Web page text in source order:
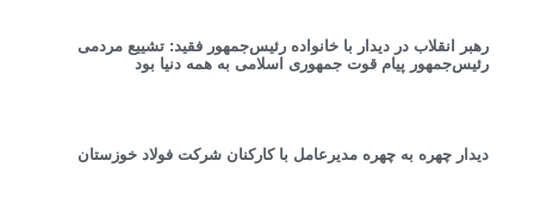
رهبر انقلاب در دیدار با خانواده رئیس‌جمهور فقید: تشییع مردمی
رئیس‌جمهور پیام قوت جمهوری اسلامی به همه‌ دنیا بود
دیدار چهره به چهره مدیرعامل با کارکنان شرکت فولاد خوزستان